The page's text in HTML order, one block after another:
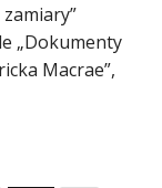
„Dokumenty
Macrae”,